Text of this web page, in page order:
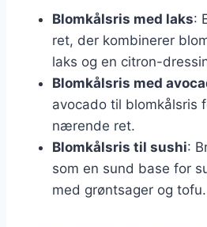
Blomkålsris med laks:
ret, der kombinerer
laks og en citron-
Blomkålsris med
avocado til blomkålsris
nærende ret.
Blomkålsris til sushi:
som en sund base for
med grøntsager og tofu.